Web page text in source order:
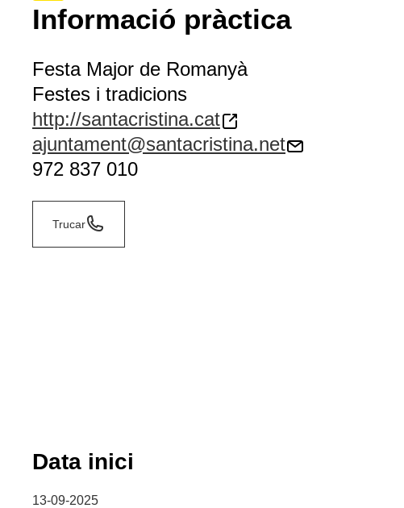
Informació pràctica
Festa Major de Romanyà
Festes i tradicions
http://santacristina.cat
ajuntament@santacristina.net
972 837 010
Trucar
Data inici
13-09-2025